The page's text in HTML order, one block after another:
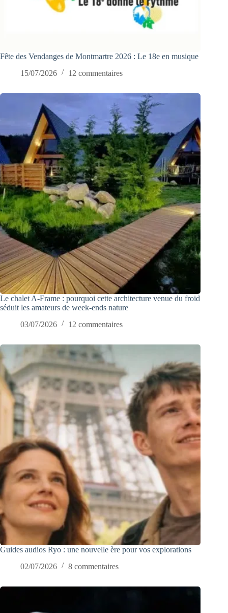
Fête des Vendanges de Montmartre 2026 : Le 18e en musique
15/07/2026
12 commentaires
Le chalet A-Frame : pourquoi cette architecture venue du froid
séduit les amateurs de week-ends nature
03/07/2026
12 commentaires
Guides audios Ryo : une nouvelle ère pour vos explorations
02/07/2026
8 commentaires